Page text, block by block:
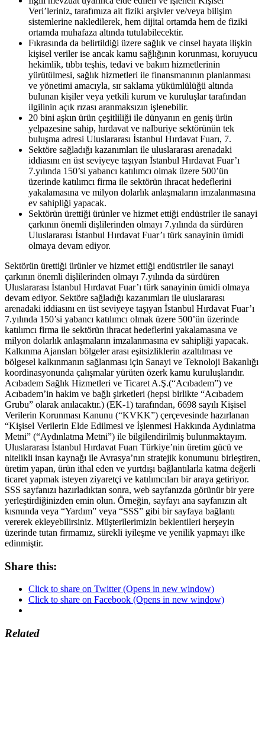
Veri’leriniz, tarafımıza ait fiziki arşivler ve/veya bilişim
sistemlerine nakledilerek, hem dijital ortamda hem de fiziki
ortamda muhafaza altında tutulabilecektir.
Fıkrasında da belirtildiği üzere sağlık ve cinsel hayata ilişkin
kişisel veriler ise ancak kamu sağlığının korunması, koruyucu
hekimlik, tıbbı teşhis, tedavi ve bakım hizmetlerinin
yürütülmesi, sağlık hizmetleri ile finansmanının planlanması
ve yönetimi amacıyla, sır saklama yükümlülüğü altında
bulunan kişiler veya yetkili kurum ve kuruluşlar tarafından
ilgilinin açık rızası aranmaksızın işlenebilir.
20 bini aşkın ürün çeşitliliği ile dünyanın en geniş ürün
yelpazesine sahip, hırdavat ve nalburiye sektörünün tek
buluşma adresi Uluslararası İstanbul Hırdavat Fuarı, 7.
Sektöre sağladığı kazanımları ile uluslararası arenadaki
iddiasını en üst seviyeye taşıyan İstanbul Hırdavat Fuar’ı
7.yılında 150’si yabancı katılımcı olmak üzere 500’ün
üzerinde katılımcı firma ile sektörün ihracat hedeflerini
yakalamasına ve milyon dolarlık anlaşmaların imzalanmasına
ev sahipliği yapacak.
Sektörün ürettiği ürünler ve hizmet ettiği endüstriler ile sanayi
çarkının önemli dişlilerinden olmayı 7.yılında da sürdüren
Uluslararası İstanbul Hırdavat Fuar’ı türk sanayinin ümidi
olmaya devam ediyor.
Sektörün ürettiği ürünler ve hizmet ettiği endüstriler ile sanayi
çarkının önemli dişlilerinden olmayı 7.yılında da sürdüren
Uluslararası İstanbul Hırdavat Fuar’ı türk sanayinin ümidi olmaya
devam ediyor. Sektöre sağladığı kazanımları ile uluslararası
arenadaki iddiasını en üst seviyeye taşıyan İstanbul Hırdavat Fuar’ı
7.yılında 150’si yabancı katılımcı olmak üzere 500’ün üzerinde
katılımcı firma ile sektörün ihracat hedeflerini yakalamasına ve
milyon dolarlık anlaşmaların imzalanmasına ev sahipliği yapacak.
Kalkınma Ajansları bölgeler arası eşitsizliklerin azaltılması ve
bölgesel kalkınmanın sağlanması için Sanayi ve Teknoloji Bakanlığı
koordinasyonunda çalışmalar yürüten özerk kamu kuruluşlarıdır.
Acıbadem Sağlık Hizmetleri ve Ticaret A.Ş.(“Acıbadem”) ve
Acıbadem’in hakim ve bağlı şirketleri (hepsi birlikte “Acıbadem
Grubu” olarak anılacaktır.) (EK-1) tarafından, 6698 sayılı Kişisel
Verilerin Korunması Kanunu (“KVKK”) çerçevesinde hazırlanan
“Kişisel Verilerin Elde Edilmesi ve İşlenmesi Hakkında Aydınlatma
Metni” (“Aydınlatma Metni”) ile bilgilendirilmiş bulunmaktayım.
Uluslararası İstanbul Hırdavat Fuarı Türkiye’nin üretim gücü ve
nitelikli insan kaynağı ile Avrasya’nın stratejik konumunu birleştiren,
üretim yapan, ürün ithal eden ve yurtdışı bağlantılarla katma değerli
ticaret yapmak isteyen ziyaretçi ve katılımcıları bir araya getiriyor.
SSS sayfanızı hazırladıktan sonra, web sayfanızda görünür bir yere
yerleştirdiğinizden emin olun. Örneğin, sayfayı ana sayfanızın alt
kısmında veya “Yardım” veya “SSS” gibi bir sayfaya bağlantı
vererek ekleyebilirsiniz. Müşterilerimizin beklentileri herşeyin
üzerinde tutan firmamız, sürekli iyileşme ve yenilik yapmayı ilke
edinmiştir.
Share this:
Click to share on Twitter (Opens in new window)
Click to share on Facebook (Opens in new window)
Related